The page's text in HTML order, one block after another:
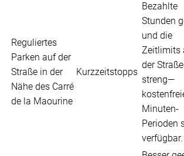
Reguliertes
Parken auf der
Straße in der
Nähe des Carré
de la Maourine
Kurzzeitstopps
Bezahlte
Stunden
und die
Zeitlimits
der
streng—
Minuten-
Perioden
verfügbar.